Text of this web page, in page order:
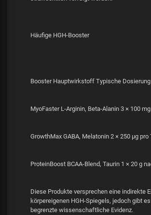
Häufige HGH-Booster
Booster Hauptwirkstoff Typische Dosierung
MyoFaster L-Arginin, Beta-Alanin 3 × 100
GrowthMax GABA, Melatonin 2 × 250 µg pro
ProteinBoost BCAA-Blend, Taurin 1 × 20 g
Diese Produkte versprechen eine indirekte
körpereigenen HGH-Spiegels, jedoch gibt
begrenzte wissenschaftliche Evidenz.